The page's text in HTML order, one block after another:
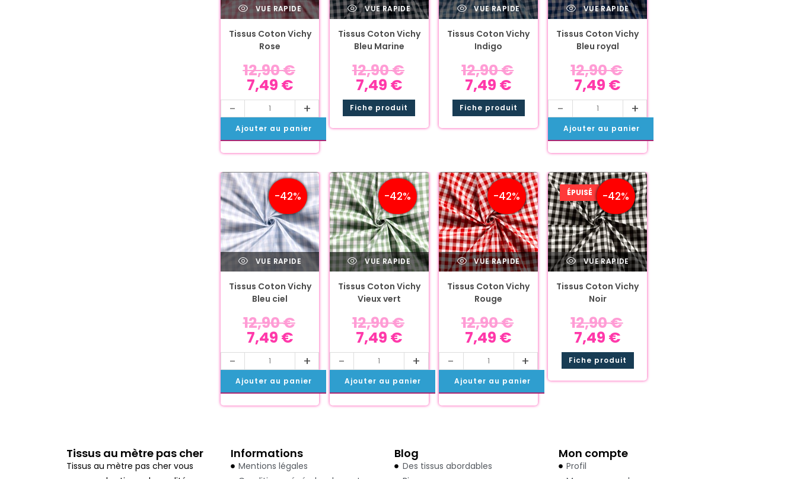
VUE RAPIDE
Tissus Coton Vichy
Rose
12,90€
7,49 €
- +
Ajouter au panier
VUE RAPIDE
Tissus Coton Vichy
Bleu Marine
12,90€
7,49 €
Fiche produit
VUE RAPIDE
Tissus Coton Vichy
Indigo
12,90€
7,49 €
Fiche produit
VUE RAPIDE
Tissus Coton Vichy
Bleu royal
12,90€
7,49 €
- +
Ajouter au panier
-42%
VUE RAPIDE
Tissus Coton Vichy
Bleu ciel
12,90€
7,49 €
- +
Ajouter au panier
-42%
VUE RAPIDE
Tissus Coton Vichy
Vieux vert
12,90€
7,49 €
- +
Ajouter au panier
-42%
VUE RAPIDE
Tissus Coton Vichy
Rouge
12,90€
7,49 €
- +
Ajouter au panier
-42%
ÉPUISÉ
VUE RAPIDE
Tissus Coton Vichy
Noir
12,90€
7,49 €
Fiche produit
Tissus au mètre pas cher
Tissus au mètre pas cher vous
Informations
Mentions légales
Blog
Des tissus abordables
Mon compte
Profil